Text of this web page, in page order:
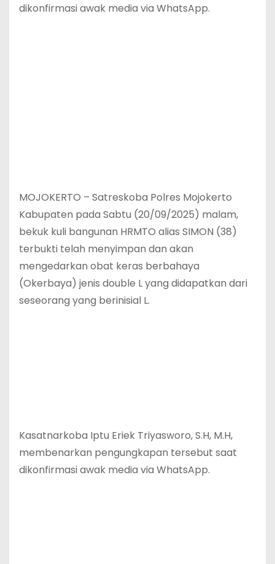
dikonfirmasi awak media via WhatsApp.
MOJOKERTO – Satreskoba Polres Mojokerto
Kabupaten pada Sabtu (20/09/2025) malam,
bekuk kuli bangunan HRMTO alias SIMON (38)
terbukti telah menyimpan dan akan
mengedarkan obat keras berbahaya
(Okerbaya) jenis double L yang didapatkan dari
seseorang yang berinisial L.
Kasatnarkoba Iptu Eriek Triyasworo, S.H, M.H,
membenarkan pengungkapan tersebut saat
dikonfirmasi awak media via WhatsApp.